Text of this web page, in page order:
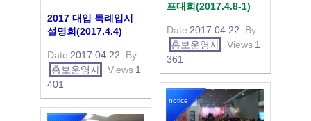
프대회(2017.4.8-1)
Date 2017.04.22
By
홍보운영자
Views 1
361
2017 대입 특례입시
설명회(2017.4.4)
Date 2017.04.22
By
홍보운영자
Views 1
401
notice